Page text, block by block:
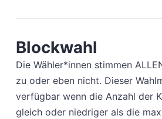
Blockwahl
Die Wähler*innen stimmen
zu oder eben nicht. Dieser
verfügbar wenn die Anzahl der
gleich oder niedriger als die